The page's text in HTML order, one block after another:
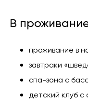
В
проживание в
завтраки
спа-зона с
детский клуб